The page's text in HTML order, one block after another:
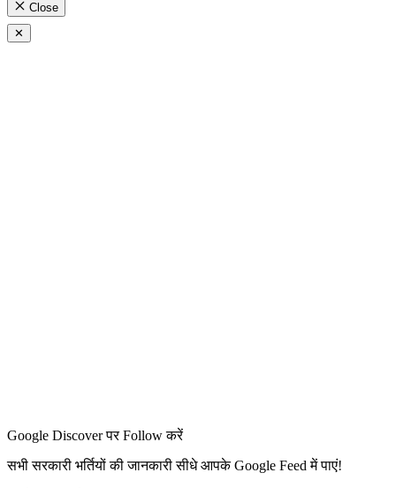
Close
✕
Google Discover पर Follow करें
सभी सरकारी भर्तियों की जानकारी सीधे आपके Google Feed में पाएं!